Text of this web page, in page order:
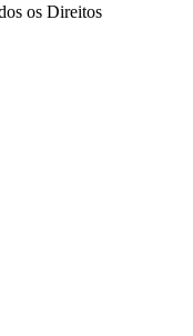
os Direitos